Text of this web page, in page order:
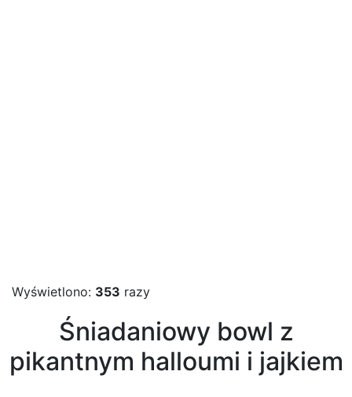
Wyświetlono: 353 razy
Śniadaniowy bowl z
pikantnym halloumi i jajkiem